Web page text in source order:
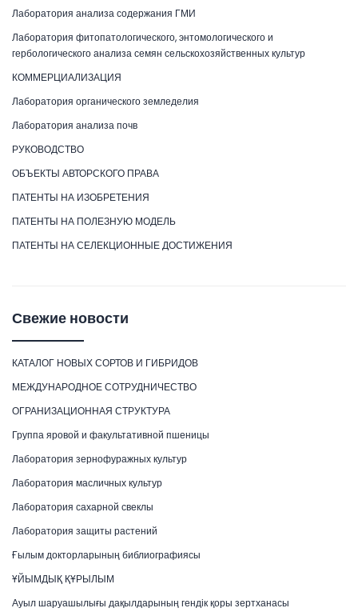
Лаборатория анализа содержания ГМИ
Лаборатория фитопатологического, энтомологического и
гербологического анализа семян сельскохозяйственных культур
КОММЕРЦИАЛИЗАЦИЯ
Лаборатория органического земледелия
Лаборатория анализа почв
РУКОВОДСТВО
ОБЪЕКТЫ АВТОРСКОГО ПРАВА
ПАТЕНТЫ НА ИЗОБРЕТЕНИЯ
ПАТЕНТЫ НА ПОЛЕЗНУЮ МОДЕЛЬ
ПАТЕНТЫ НА СЕЛЕКЦИОННЫЕ ДОСТИЖЕНИЯ
Свежие новости
КАТАЛОГ НОВЫХ СОРТОВ И ГИБРИДОВ
МЕЖДУНАРОДНОЕ СОТРУДНИЧЕСТВО
ОГРАНИЗАЦИОННАЯ СТРУКТУРА
Группа яровой и факультативной пшеницы
Лаборатория зернофуражных культур
Лаборатория масличных культур
Лаборатория сахарной свеклы
Лаборатория защиты растений
Ғылым докторларының библиографиясы
ҰЙЫМДЫҚ ҚҰРЫЛЫМ
Ауыл шаруашылығы дақылдарының гендік қоры зертханасы